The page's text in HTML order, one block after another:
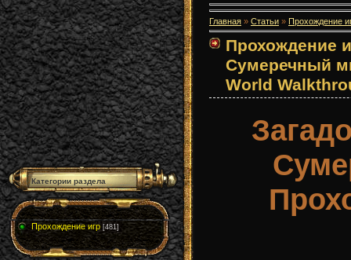
Категории раздела
Прохождение игр [481]
Главная » Статьи » Прохождение
Прохождение
Сумеречный
World